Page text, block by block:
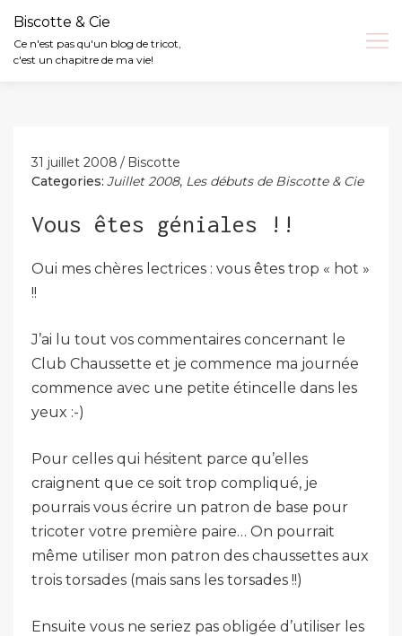
Biscotte & Cie
Ce n'est pas qu'un blog de tricot,
c'est un chapitre de ma vie!
31 juillet 2008
Biscotte
Categories: Juillet 2008, Les débuts de Biscotte & Cie
Vous êtes géniales !!
Oui mes chères lectrices : vous êtes trop « hot »
!!
J’ai lu tout vos commentaires concernant le
Club Chaussette et je commence ma journée
commence avec une petite étincelle dans les
yeux :-)
Pour celles qui hésitent parce qu’elles
craignent que ce soit trop compliqué, je
pourrais vous écrire un patron de base pour
tricoter votre première paire… On pourrait
même utiliser mon patron des chaussettes aux
trois torsades (mais sans les torsades !!)
Ensuite vous ne seriez pas obligée d’utiliser les